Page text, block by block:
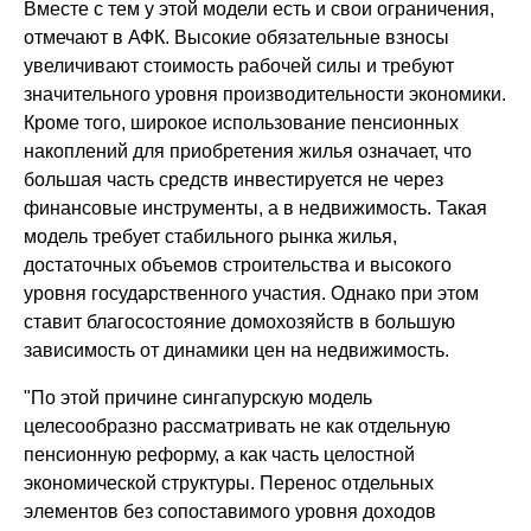
Вместе с тем у этой модели есть и свои ограничения,
отмечают в АФК. Высокие обязательные взносы
увеличивают стоимость рабочей силы и требуют
значительного уровня производительности экономики.
Кроме того, широкое использование пенсионных
накоплений для приобретения жилья означает, что
большая часть средств инвестируется не через
финансовые инструменты, а в недвижимость. Такая
модель требует стабильного рынка жилья,
достаточных объемов строительства и высокого
уровня государственного участия. Однако при этом
ставит благосостояние домохозяйств в большую
зависимость от динамики цен на недвижимость.
"По этой причине сингапурскую модель
целесообразно рассматривать не как отдельную
пенсионную реформу, а как часть целостной
экономической структуры. Перенос отдельных
элементов без сопоставимого уровня доходов